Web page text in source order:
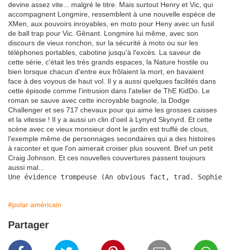
devine assez vite... malgré le titre. Mais surtout Henry et Vic, qui
accompagnent Longmire, ressemblent à une nouvelle espèce de
XMen, aux pouvoirs inroyables, en moto pour Heny avec un fusil
de ball trap pour Vic. Gênant. Longmire lui même, avec son
discours de vieux ronchon, sur la sécurité à moto ou sur les
téléphones portables, cabotine jusqu'à l'excès. La saveur de
cette série, c'était les très grands espaces, la Nature hostile ou
bien lorsque chacun d'entre eux frôlaient la mort, en bavaient
face à des voyous de haut vol. Il y a aussi quelques facilités dans
cette épisode comme l'intrusion dans l'atelier de ThE KidDo. Le
roman se sauve avec cette incroyable bagnole, la Dodge
Challenger et ses 717 chevaux pour qui aime les grosses caisses
et la vitesse ! Il y a aussi un clin d'oeil à Lynyrd Skynyrd. Et cette
scène avec ce vieux monsieur dont le jardin est truffé de clous,
l'exemple même de personnages secondaires qui a des histoires
à raconter et que l'on aimerait croiser plus souvent. Bref un petit
Craig Johnson. Et ces nouvelles couvertures passent toujours
aussi mal...
Une évidence trompeuse (An obvious fact, trad.
#polar américain
Partager